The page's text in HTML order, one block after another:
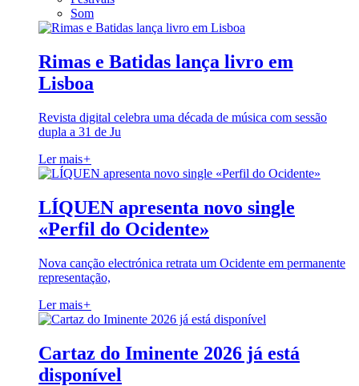
Som
Rimas e Batidas lança livro em
Lisboa
Revista digital celebra uma década de música com sessão
dupla a 31 de Ju
Ler mais+
LÍQUEN apresenta novo single
«Perfil do Ocidente»
Nova canção electrónica retrata um Ocidente em permanente
representação,
Ler mais+
Cartaz do Iminente 2026 já está
disponível